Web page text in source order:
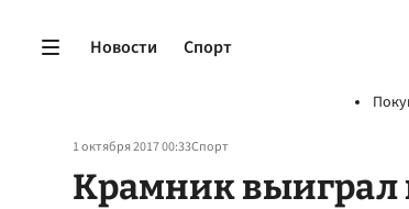
Новости Спорт
1 октября 2017 00:33Спорт
Крамник выиграл